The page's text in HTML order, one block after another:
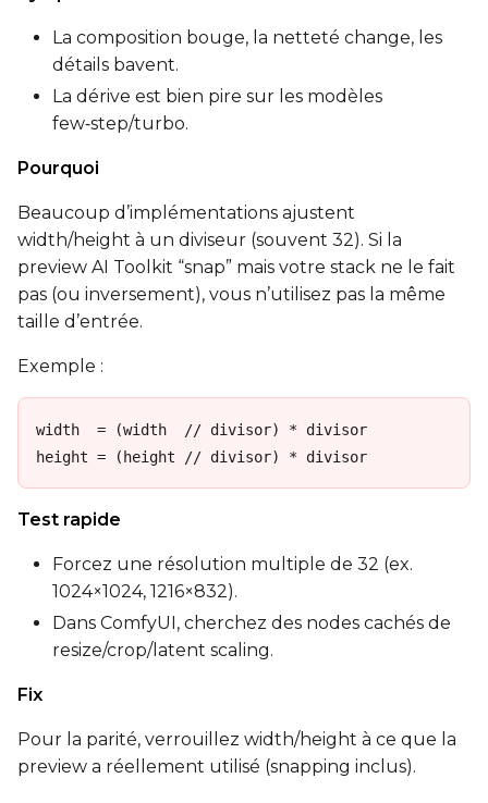
La composition bouge, la netteté change, les
détails bavent.
La dérive est bien pire sur les modèles
few‑step/turbo.
Pourquoi
Beaucoup d’implémentations ajustent
width/height à un diviseur (souvent 32). Si la
preview AI Toolkit “snap” mais votre stack ne le fait
pas (ou inversement), vous n’utilisez pas la même
taille d’entrée.
Exemple :
width  = (width  // divisor) * divisor
height = (height // divisor) * divisor
Test rapide
Forcez une résolution multiple de 32 (ex.
1024×1024, 1216×832).
Dans ComfyUI, cherchez des nodes cachés de
resize/crop/latent scaling.
Fix
Pour la parité, verrouillez width/height à ce que la
preview a réellement utilisé (snapping inclus).